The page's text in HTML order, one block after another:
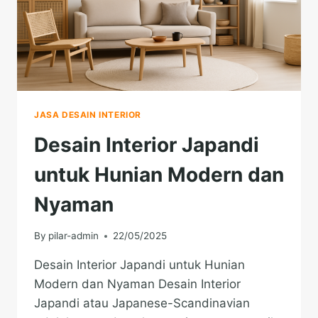
JASA DESAIN INTERIOR
Desain Interior Japandi
untuk Hunian Modern dan
Nyaman
By pilar-admin 22/05/2025
Desain Interior Japandi untuk Hunian
Modern dan Nyaman Desain Interior
Japandi atau Japanese-Scandinavian